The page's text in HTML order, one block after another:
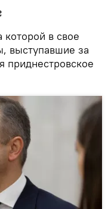
в свое
выступавшие за
приднестровское